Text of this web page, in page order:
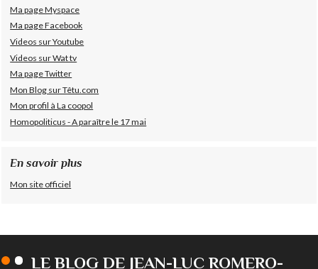
Ma page Myspace
Ma page Facebook
Videos sur Youtube
Videos sur Wat tv
Ma page Twitter
Mon Blog sur Têtu.com
Mon profil à La coopol
Homopoliticus - A paraître le 17 mai
En savoir plus
Mon site officiel
LE BLOG DE JEAN-LUC ROMERO-